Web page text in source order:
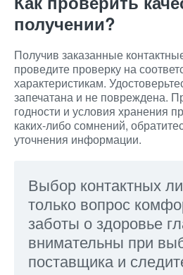
получении?
Получив заказанные
проведите проверку на
характеристикам.
запечатана и не повреждена.
годности и условия хранения
каких-либо сомнений,
уточнения информации.
Выбор контактных
только вопрос
заботы о здоровье
внимательны при
поставщика и